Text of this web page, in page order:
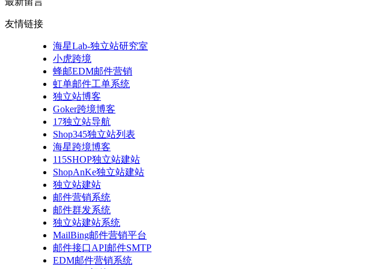
友情链接
海星Lab-独立站研究室
小虎跨境
蜂邮EDM邮件营销
虹单邮件工单系统
独立站博客
Goker跨境博客
17独立站导航
Shop345独立站列表
海星跨境博客
115SHOP独立站建站
ShopAnKe独立站建站
独立站建站
邮件营销系统
邮件群发系统
独立站建站系统
MailBing邮件营销平台
邮件接口API邮件SMTP
EDM邮件营销系统